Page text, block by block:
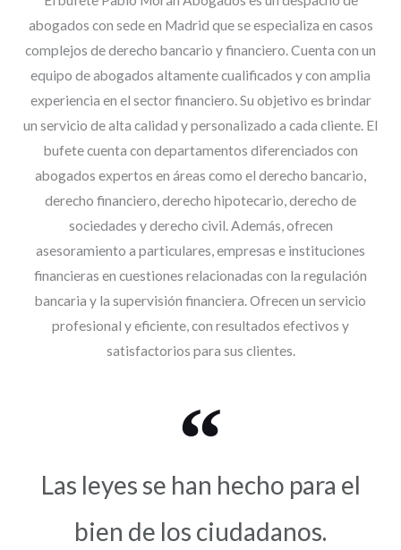
abogados con sede en Madrid que se especializa en casos
complejos de derecho bancario y financiero. Cuenta con un
equipo de abogados altamente cualificados y con amplia
experiencia en el sector financiero. Su objetivo es brindar
un servicio de alta calidad y personalizado a cada cliente. El
bufete cuenta con departamentos diferenciados con
abogados expertos en áreas como el derecho bancario,
derecho financiero, derecho hipotecario, derecho de
sociedades y derecho civil. Además, ofrecen
asesoramiento a particulares, empresas e instituciones
financieras en cuestiones relacionadas con la regulación
bancaria y la supervisión financiera. Ofrecen un servicio
profesional y eficiente, con resultados efectivos y
satisfactorios para sus clientes.
Las leyes se han hecho para el
bien de los ciudadanos.